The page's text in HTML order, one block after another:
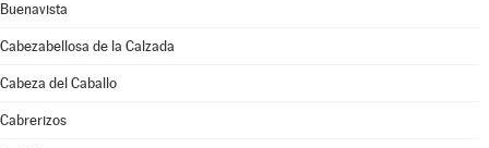
Buenavista
Cabezabellosa de la Calzada
Cabeza del Caballo
Cabrerizos